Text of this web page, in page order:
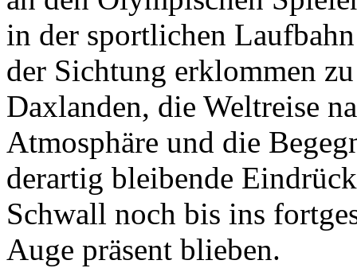
in der sportlichen
der Sichtung erklommen
Daxlanden, die Weltreise
Atmosphäre und die
derartig bleibende
Schwall noch bis ins
Auge präsent blieben.